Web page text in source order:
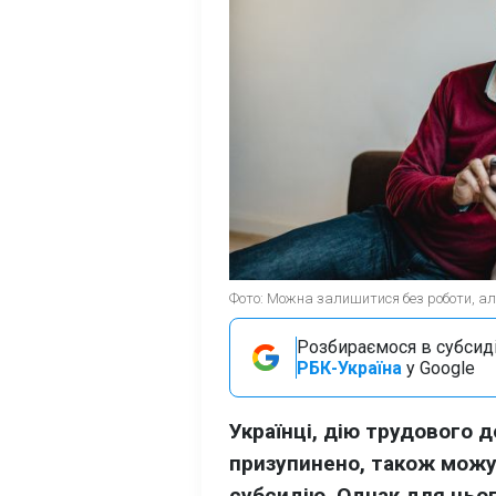
Фото: Можна залишитися без роботи,
Розбираємося в
РБК-Україна у Google
Українці, дію трудового
призупинено, також